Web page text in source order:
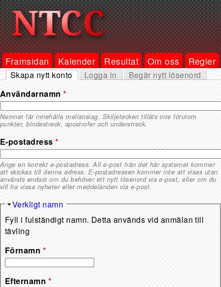
Framsidan Kalender Resultat Om oss Regler
Primära flikar
Skapa nytt konto
Logga in
Begär nytt lösenord
Användarnamn*
Namnet får innehålla mellanslag. Skiljetecken tillåts inte förutom
punkter, bindestreck, apostrofer och understreck.
E-postadress*
Ange en korrekt e-postadress. All e-post från det här systemet kommer
att skickas till denna adress. E-postadressen kommer inte att visas utan
används endast om du behöver ett nytt lösenord via e-post, eller om du
vill ha vissa nyheter eller meddelanden via e-post.
Dölj
Verkligt namn
Fyll i fulständigt namn. Detta används vid anmälan till
tävling
Förnamn *
Efternamn *